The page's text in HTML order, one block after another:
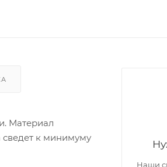
Материал
сведет к минимуму
Наши